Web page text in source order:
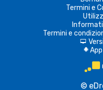
Termini e
Termini e
d
A
©